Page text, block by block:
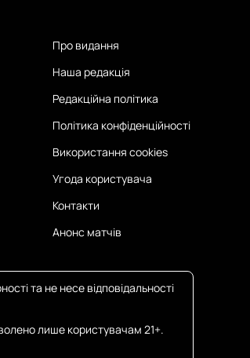
Про видання
Наша редакція
Редакційна політика
Політика конфіденційності
Використання cookies
Угода користувача
Контакти
Анонс матчів
та не несе відповідальності
лише користувачам 21+.